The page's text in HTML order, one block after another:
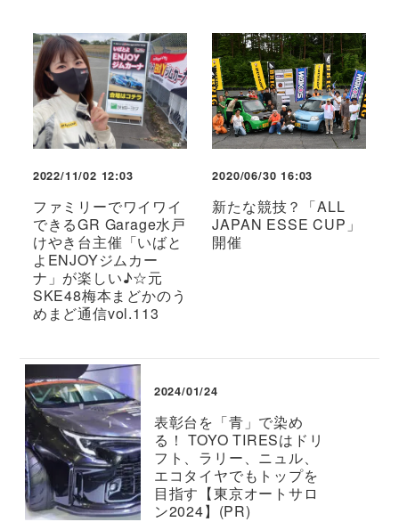
2022/11/02 12:03
ファミリーでワイワイ
できるGR Garage水戸
けやき台主催「いばと
よENJOYジムカー
ナ」が楽しい♪☆元
SKE48梅本まどかのう
めまど通信vol.113
2020/06/30 16:03
新たな競技？「ALL
JAPAN ESSE CUP」
開催
2024/01/24
表彰台を「青」で染め
る！ TOYO TIRESはドリ
フト、ラリー、ニュル、
エコタイヤでもトップを
目指す【東京オートサロ
ン2024】(PR)